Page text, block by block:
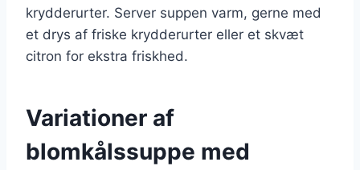
krydderurter. Server suppen varm, gerne med
et drys af friske krydderurter eller et skvæt
citron for ekstra friskhed.
Variationer af
blomkålssuppe med